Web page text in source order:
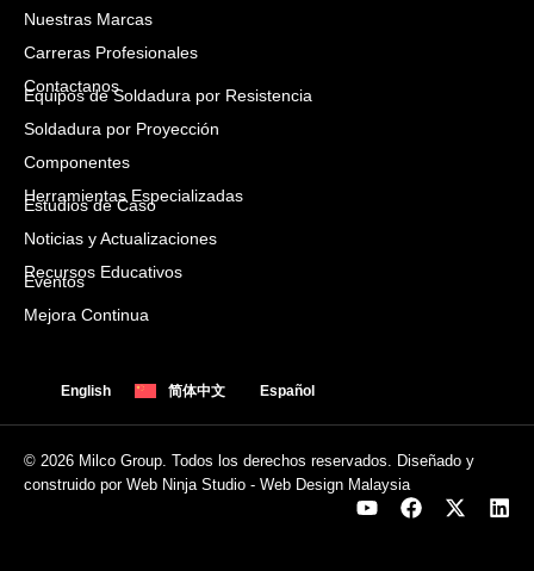
Nuestras Marcas
Carreras Profesionales
Contactanos
Equipos de Soldadura por Resistencia
Soldadura por Proyección
Componentes
Herramientas Especializadas
Estudios de Caso
Noticias y Actualizaciones
Recursos Educativos
Eventos
Mejora Continua
English 简体中文 Español
© 2026 Milco Group. Todos los derechos reservados. Diseñado y
construido por Web Ninja Studio - Web Design Malaysia